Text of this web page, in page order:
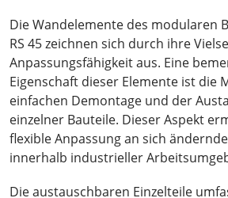
Die Wandelemente des modularen
RS 45 zeichnen sich durch ihre
Anpassungsfähigkeit aus. Eine
Eigenschaft dieser Elemente ist die
einfachen Demontage und der
einzelner Bauteile. Dieser Aspekt
flexible Anpassung an sich
innerhalb industrieller
Die austauschbaren Einzelteile